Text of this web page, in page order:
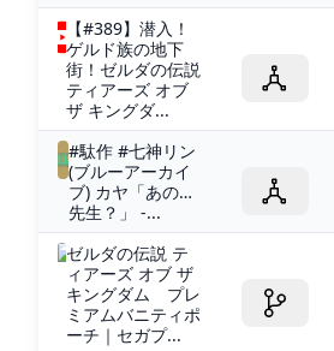
【#389】潜入！
ゲルド族の地下
街！ゼルダの伝説
ティアーズ オブ
ザ キングダ...
#駄作 #七神リン
(ブルーアーカイ
ブ) カヤ「あの…
先生？」 -...
ゼルダの伝説 テ
ィアーズ オブ ザ
キングダム プレ
ミアムバニティポ
ーチ｜セガプ...